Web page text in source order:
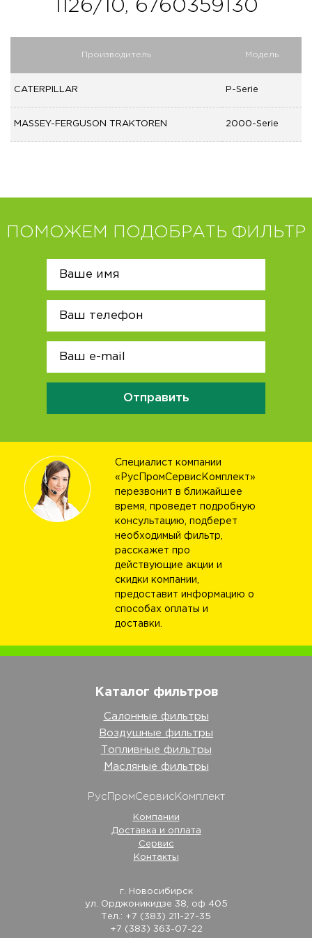
1126/10, 6760359130
Производитель Модель
CATERPILLAR P-Serie
MASSEY-FERGUSON TRAKTOREN 2000-Serie
ПОМОЖЕМ ПОДОБРАТЬ ФИЛЬТР
Отправить
Специалист компании
«РусПромСервисКомплект»
перезвонит в ближайшее
время, проведет подробную
консультацию, подберет
необходимый фильтр,
расскажет про
действующие акции и
скидки компании,
предоставит информацию о
способах оплаты и
доставки.
Каталог фильтров
Салонные фильтры
Воздушные фильтры
Топливные фильтры
Масляные фильтры
РусПромСервисКомплект
Компании
Доставка и оплата
Сервис
Контакты
г. Новосибирск
ул. Орджоникидзе 38, оф 405
Тел.: +7 (383) 211-27-35
+7 (383) 363-07-22